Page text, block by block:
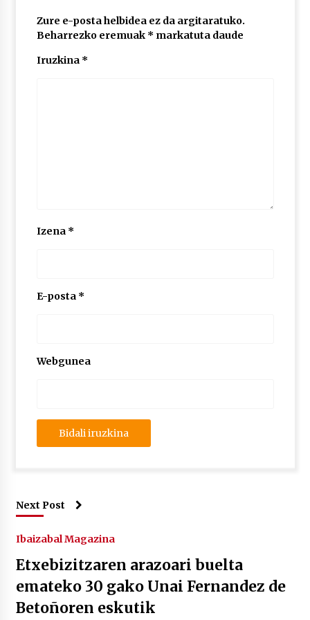
Zure e-posta helbidea ez da argitaratuko.
Beharrezko eremuak * markatuta daude
Iruzkina *
Izena *
E-posta *
Webgunea
Next Post
Ibaizabal Magazina
Etxebizitzaren arazoari buelta
emateko 30 gako Unai Fernandez de
Betoñoren eskutik